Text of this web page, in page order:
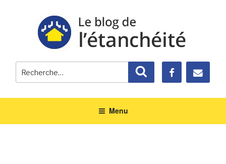
Recherche
pour
:
Recherche
Menu